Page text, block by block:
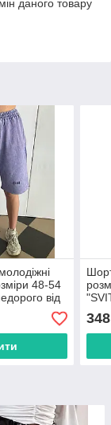
даного товару
48-54
від
348